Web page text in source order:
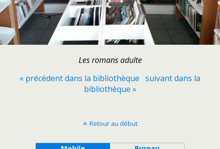
Les romans adulte
« précédent dans la bibliothèque suivant dans la
bibliothèque »
Retour au début